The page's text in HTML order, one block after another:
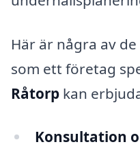
Här är några av
som ett företag
Råtorp kan
Konsultation